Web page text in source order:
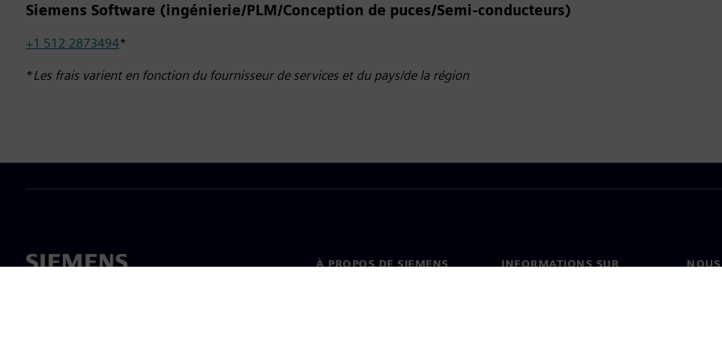
Siemens Software (ingénierie/PLM/Conception de puces/Semi-conducteurs)
+1 512 2873494*
*Les frais varient en fonction du fournisseur de services et du pays/de la région
À PROPOS DE SIEMENS
INFORMATIONS SUR